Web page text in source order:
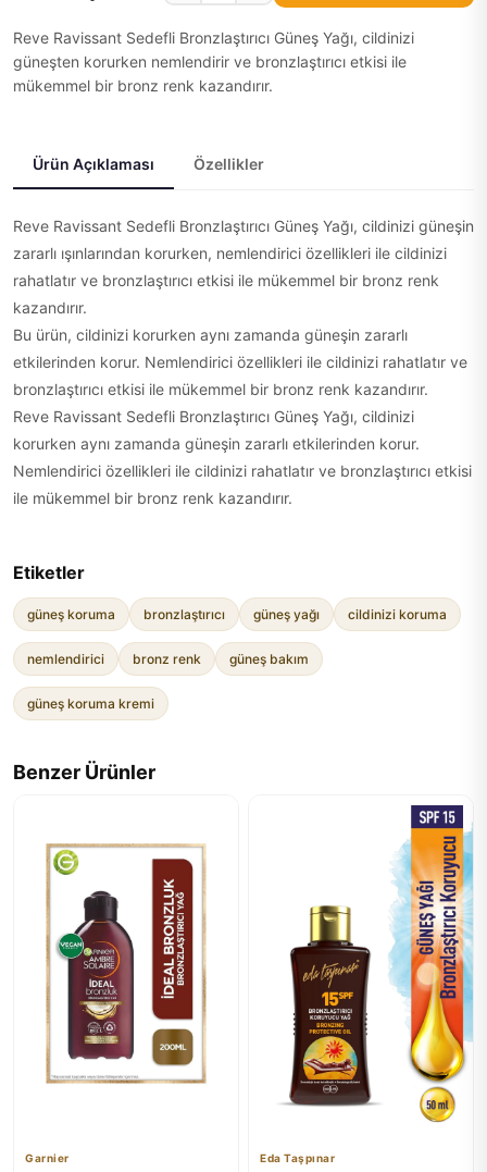
Reve Ravissant Sedefli Bronzlaştırıcı Güneş Yağı, cildinizi
güneşten korurken nemlendirir ve bronzlaştırıcı etkisi ile
mükemmel bir bronz renk kazandırır.
Ürün Açıklaması Özellikler
Reve Ravissant Sedefli Bronzlaştırıcı Güneş Yağı, cildinizi güneşin
zararlı ışınlarından korurken, nemlendirici özellikleri ile cildinizi
rahatlatır ve bronzlaştırıcı etkisi ile mükemmel bir bronz renk
kazandırır.
Bu ürün, cildinizi korurken aynı zamanda güneşin zararlı
etkilerinden korur. Nemlendirici özellikleri ile cildinizi rahatlatır ve
bronzlaştırıcı etkisi ile mükemmel bir bronz renk kazandırır.
Reve Ravissant Sedefli Bronzlaştırıcı Güneş Yağı, cildinizi
korurken aynı zamanda güneşin zararlı etkilerinden korur.
Nemlendirici özellikleri ile cildinizi rahatlatır ve bronzlaştırıcı etkisi
ile mükemmel bir bronz renk kazandırır.
Etiketler
güneş koruma bronzlaştırıcı güneş yağı cildinizi koruma
nemlendirici bronz renk güneş bakım
güneş koruma kremi
Benzer Ürünler
Garnier Eda Taşpınar